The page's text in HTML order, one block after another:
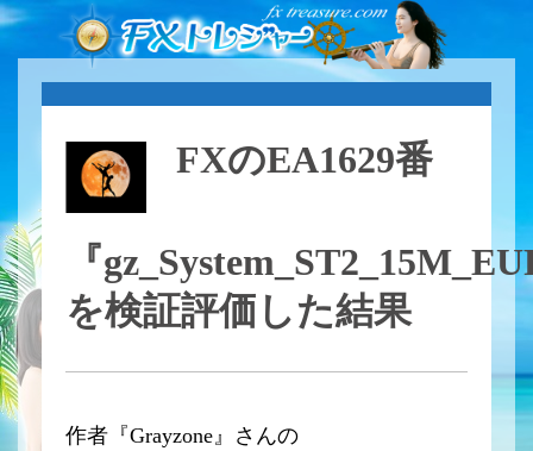
FXのEA1629番
『
を検証評価した結果
作者『Grayzone』さんの